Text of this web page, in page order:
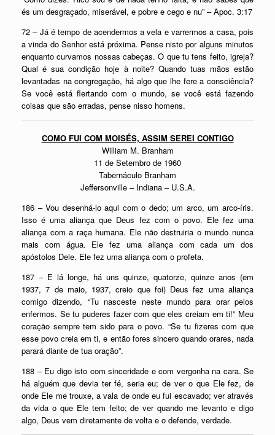
és um desgraçado, miserável, e pobre e cego e nu” – Apoc. 3:17
72 – Já é tempo de acendermos a vela e varrermos a casa, pois
a vinda do Senhor está próxima. Pense nisto por alguns minutos
enquanto curvamos nossas cabeças. O que tu tens feito, igreja?
Qual é sua condição hoje à noite? Quando tuas mãos estão
levantadas na congregação, há algo que lhe fere a consciência?
Se você está flertando com o mundo, se você está fazendo
coisas que são erradas, pense nisso homens.
COMO FUI COM MOISÉS, ASSIM SEREI CONTIGO
William M. Branham
11 de Setembro de 1960
Tabernáculo Branham
Jeffersonville – Indiana – U.S.A.
186 – Vou desenhá-lo aqui com o dedo; um arco, um arco-íris.
Isso é uma aliança que Deus fez com o povo. Ele fez uma
aliança com a raça humana. Ele não destruiria o mundo nunca
mais com água. Ele fez uma aliança com cada um dos
apóstolos Dele. Ele fez uma aliança com o profeta.
187 – E lá longe, há uns quinze, quatorze, quinze anos (em
1937, 7 de maio, 1937, creio que foi) Deus fez uma aliança
comigo dizendo, “Tu nasceste neste mundo para orar pelos
enfermos. Se tu puderes fazer com que eles creiam em ti!” Meu
coração sempre tem sido para o povo. “Se tu fizeres com que
esse povo creia em ti, e então fores sincero quando orares, nada
parará diante de tua oração”.
188 – Eu digo isto com sinceridade e com vergonha na cara. Se
há alguém que devia ter fé, seria eu; de ver o que Ele fez, de
onde Ele me trouxe, a vala de onde eu fui escavado; ver através
da vida o que Ele tem feito; de ver quando me levanto e digo
algo, Deus vem diretamente de volta e o defende, verdade.